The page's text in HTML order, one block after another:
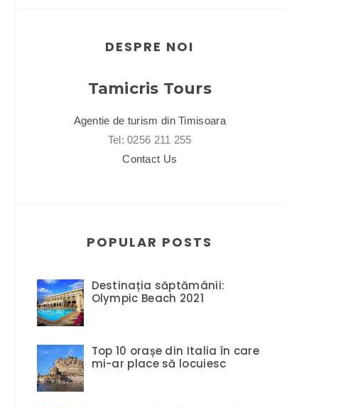
DESPRE NOI
Tamicris Tours
Agentie de turism din Timisoara
Tel: 0256 211 255
Contact Us
POPULAR POSTS
Destinația săptămânii:
Olympic Beach 2021
Top 10 orașe din Italia în care
mi-ar place să locuiesc